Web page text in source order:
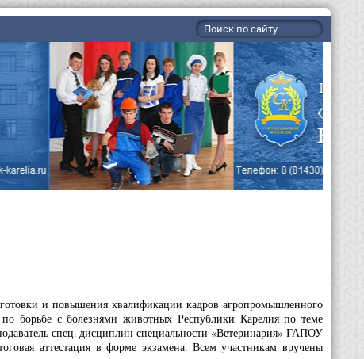
и повышения квалификации кадров агропромышленного
борьбе с болезнями животных Республики Карелия по теме
спец. дисциплин специальности «Ветеринария» ГАПОУ
аттестация в форме экзамена. Всем участникам вручены